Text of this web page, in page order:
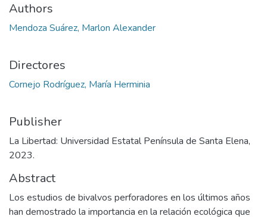
Authors
Mendoza Suárez, Marlon Alexander
Directores
Cornejo Rodríguez, María Herminia
Publisher
La Libertad: Universidad Estatal Península de Santa Elena,
2023.
Abstract
Los estudios de bivalvos perforadores en los últimos años
han demostrado la importancia en la relación ecológica que